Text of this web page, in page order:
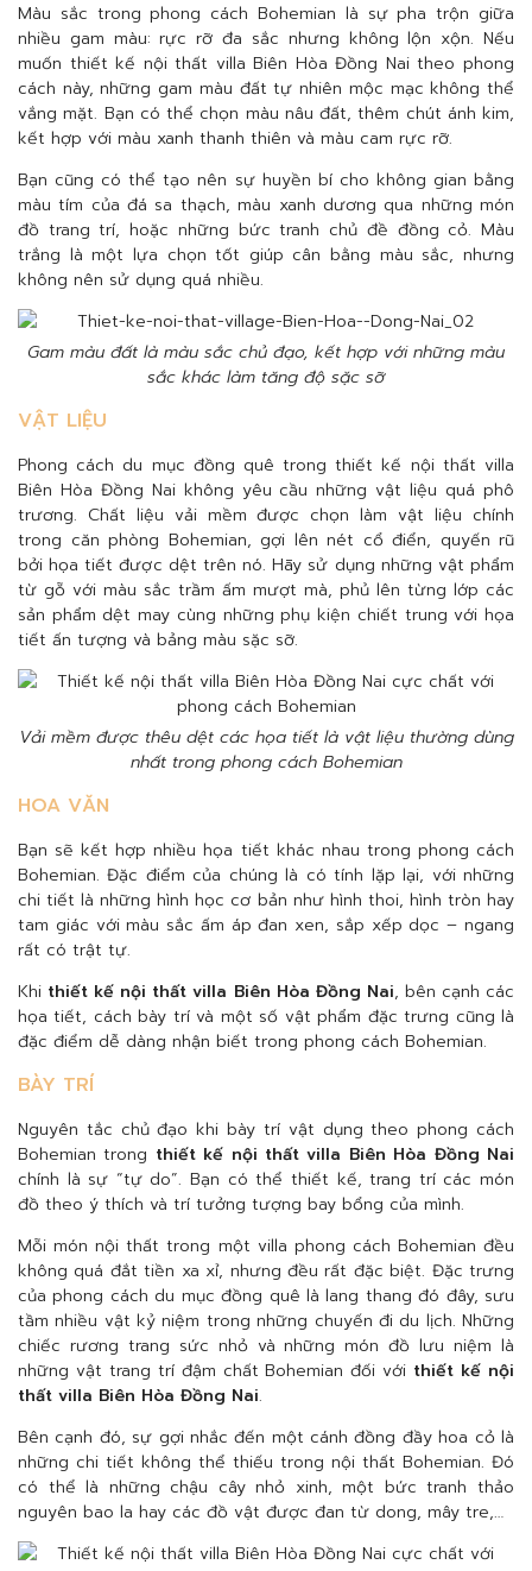
Màu sắc trong phong cách Bohemian là sự pha trộn giữa
nhiều gam màu: rực rỡ đa sắc nhưng không lộn xộn. Nếu
muốn thiết kế nội thất villa Biên Hòa Đồng Nai theo phong
cách này, những gam màu đất tự nhiên mộc mạc không thể
vắng mặt. Bạn có thể chọn màu nâu đất, thêm chút ánh kim,
kết hợp với màu xanh thanh thiên và màu cam rực rỡ.
Bạn cũng có thể tạo nên sự huyền bí cho không gian bằng
màu tím của đá sa thạch, màu xanh dương qua những món
đồ trang trí, hoặc những bức tranh chủ đề đồng cỏ. Màu
trắng là một lựa chọn tốt giúp cân bằng màu sắc, nhưng
không nên sử dụng quá nhiều.
Gam màu đất là màu sắc chủ đạo, kết hợp với những màu
sắc khác làm tăng độ sặc sỡ
VẬT LIỆU
Phong cách du mục đồng quê trong thiết kế nội thất villa
Biên Hòa Đồng Nai không yêu cầu những vật liệu quá phô
trương. Chất liệu vải mềm được chọn làm vật liệu chính
trong căn phòng Bohemian, gợi lên nét cổ điển, quyến rũ
bởi họa tiết được dệt trên nó. Hãy sử dụng những vật phẩm
từ gỗ với màu sắc trầm ấm mượt mà, phủ lên từng lớp các
sản phẩm dệt may cùng những phụ kiện chiết trung với họa
tiết ấn tượng và bảng màu sặc sỡ.
Vải mềm được thêu dệt các họa tiết là vật liệu thường dùng
nhất trong phong cách Bohemian
HOA VĂN
Bạn sẽ kết hợp nhiều họa tiết khác nhau trong phong cách
Bohemian. Đặc điểm của chúng là có tính lặp lại, với những
chi tiết là những hình học cơ bản như hình thoi, hình tròn hay
tam giác với màu sắc ấm áp đan xen, sắp xếp dọc – ngang
rất có trật tự.
Khi thiết kế nội thất villa Biên Hòa Đồng Nai, bên cạnh các
họa tiết, cách bày trí và một số vật phẩm đặc trưng cũng là
đặc điểm dễ dàng nhận biết trong phong cách Bohemian.
BÀY TRÍ
Nguyên tắc chủ đạo khi bày trí vật dụng theo phong cách
Bohemian trong thiết kế nội thất villa Biên Hòa Đồng Nai
chính là sự “tự do”. Bạn có thể thiết kế, trang trí các món
đồ theo ý thích và trí tưởng tượng bay bổng của mình.
Mỗi món nội thất trong một villa phong cách Bohemian đều
không quá đắt tiền xa xỉ, nhưng đều rất đặc biệt. Đặc trưng
của phong cách du mục đồng quê là lang thang đó đây, sưu
tầm nhiều vật kỷ niệm trong những chuyến đi du lịch. Những
chiếc rương trang sức nhỏ và những món đồ lưu niệm là
những vật trang trí đậm chất Bohemian đối với thiết kế nội
thất villa Biên Hòa Đồng Nai.
Bên cạnh đó, sự gợi nhắc đến một cánh đồng đầy hoa cỏ là
những chi tiết không thể thiếu trong nội thất Bohemian. Đó
có thể là những chậu cây nhỏ xinh, một bức tranh thảo
nguyên bao la hay các đồ vật được đan từ dong, mây tre,…